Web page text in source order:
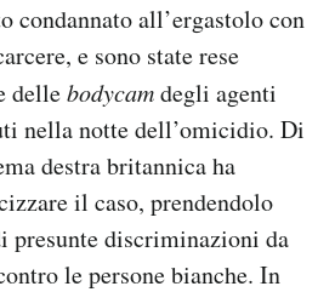
condannato all’ergastolo con
e sono state rese
dellebodycamdegli agenti
nella notte dell’omicidio. Di
destra britannica ha
il caso, prendendolo
presunte discriminazioni da
le persone bianche. In